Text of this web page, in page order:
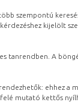
szempontú
kijelölt
tanrendben. A
ehhez a
mutató kettős